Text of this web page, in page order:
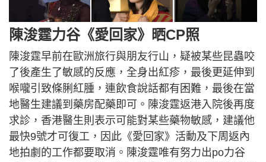
陳浚霆力谷《愛回家》晒CP照
陳浚霆早前在歐洲旅行與朋友行山，疑被某些昆蟲咬
了後產生了敏感的反應，全身出紅疹，最後更延伸到
喉嚨引致條脷紅腫，連飲食說話都有困難，最後在當
地醫生建議到藥房配藥即可。陳浚霆返港入院後再度
求診，香港醫生則表示可能對某些藥物敏感，建議他
最快9號才可復工，因此《愛回家》活動及下周返內
地拍劇的工作都要取消。陳浚霆唯有努力出po力谷